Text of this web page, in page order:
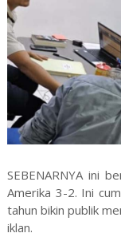
SEBENARNYA ini
Amerika 3-2. Ini
tahun bikin publik
iklan.